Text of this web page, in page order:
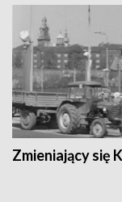
Zmieniający się